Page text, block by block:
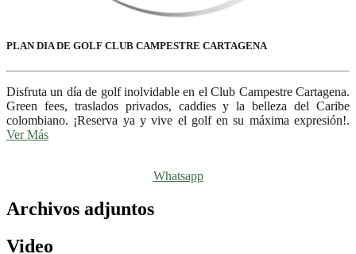
PLAN DIA DE GOLF CLUB CAMPESTRE CARTAGENA
Disfruta un día de golf inolvidable en el Club Campestre Cartagena.
Green fees, traslados privados, caddies y la belleza del Caribe
colombiano. ¡Reserva ya y vive el golf en su máxima expresión!.
Ver Más
Whatsapp
Archivos adjuntos
Video